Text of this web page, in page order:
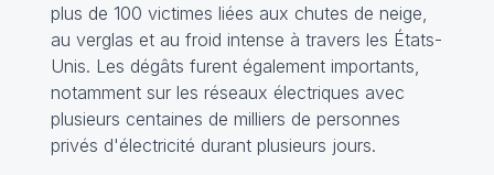
plus de 100 victimes liées aux chutes de neige,
au verglas et au froid intense à travers les États-
Unis. Les dégâts furent également importants,
notamment sur les réseaux électriques avec
plusieurs centaines de milliers de personnes
privés d'électricité durant plusieurs jours.